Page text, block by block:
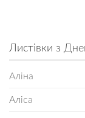
Листівки з
Аліна
Аліса